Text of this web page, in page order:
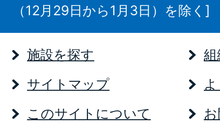
（12月29日から1月3日）を除く]
施設を探す
サイトマップ
このサイトについて